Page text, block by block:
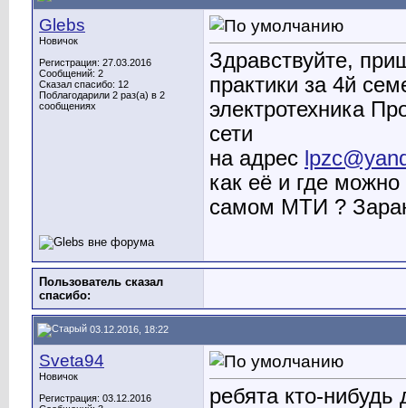
Glebs
Новичок
Регистрация: 27.03.2016
Сообщений: 2
Сказал спасибо: 12
Поблагодарили 2 раз(а) в 2
сообщениях
Здравствуйте,
практики за 4й
электротехника
сети
на адрес
как её и где
самом МТИ ?
Пользователь сказал
cпасибо:
03.12.2016, 18:22
Sveta94
Новичок
Регистрация: 03.12.2016
ребята кто-